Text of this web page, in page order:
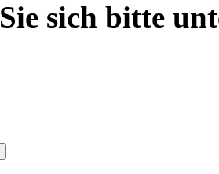
Sie sich bitte